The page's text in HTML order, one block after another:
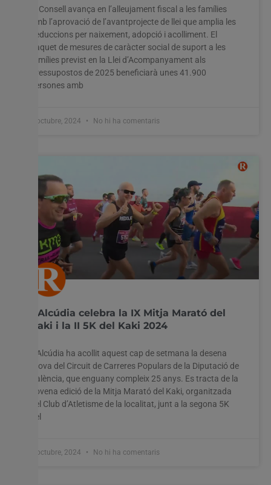
El Consell avança en l’alleujament fiscal a les famílies
amb l’aprovació de l’avantprojecte de llei que amplia les
deduccions per naixement, adopció i acolliment. El
paquet de mesures de caràcter social de suport a les
famílies previst en la Llei d’Acompanyament als
Pressupostos de 2025 beneficiarà unes 41.900
persones amb
8 octubre, 2024 No hi ha comentaris
L’Alcúdia celebra la IX Mitja Marató del
Kaki i la II 5K del Kaki 2024
L’Alcúdia ha acollit aquest cap de setmana la desena
prova del Circuit de Carreres Populars de la Diputació de
València, que enguany compleix 25 anys. Es tracta de la
novena edició de la Mitja Marató del Kaki, organitzada
pel Club d’Atletisme de la localitat, junt a la segona 5K
del
8 octubre, 2024 No hi ha comentaris